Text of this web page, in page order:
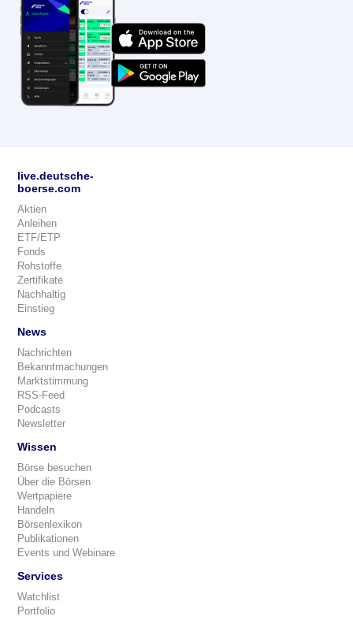
live.deutsche-
boerse.com
Aktien
Anleihen
ETF/ETP
Fonds
Rohstoffe
Zertifikate
Nachhaltig
Einstieg
News
Nachrichten
Bekanntmachungen
Marktstimmung
RSS-Feed
Podcasts
Newsletter
Wissen
Börse besuchen
Über die Börsen
Wertpapiere
Handeln
Börsenlexikon
Publikationen
Events und Webinare
Services
Watchlist
Portfolio